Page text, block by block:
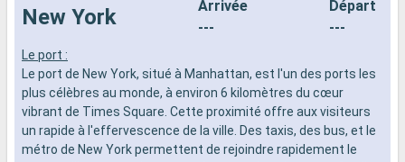
New York
Arrivée
---
Départ
---
Le port :
Le port de New York, situé à Manhattan, est l'un des ports les
plus célèbres au monde, à environ 6 kilomètres du cœur
vibrant de Times Square. Cette proximité offre aux visiteurs
un rapide à l'effervescence de la ville. Des taxis, des bus, et le
métro de New York permettent de rejoindre rapidement le